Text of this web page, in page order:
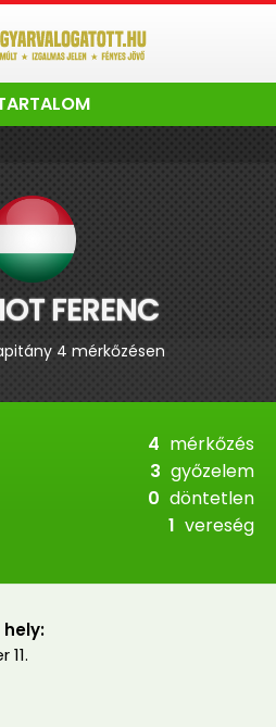
FERENC
4 mérkőzésen
4 mérkőzés
3 győzelem
0 döntetlen
1 vereség
hely: